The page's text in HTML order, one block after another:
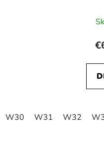
W30 W31 W32